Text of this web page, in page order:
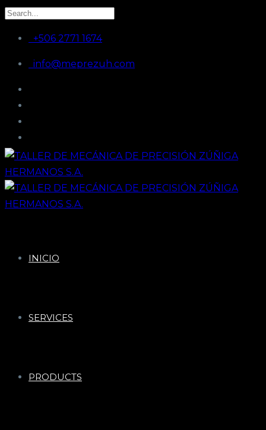
+506 2771 1674
info@meprezuh.com
INICIO
SERVICES
PRODUCTS